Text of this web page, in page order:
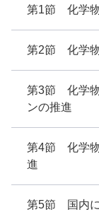
第1節 化学物
第2節 化学物
第3節 化学物
ンの推進
第4節 化学物
進
第5節 国内に